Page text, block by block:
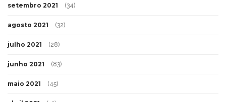
setembro 2021 (34)
agosto 2021 (32)
julho 2021 (28)
junho 2021 (83)
maio 2021 (45)